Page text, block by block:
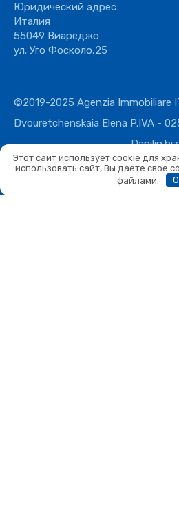
Юридический адрес:
Италия
55049 Виареджо
ул. Уго Фосколо,25
©2019-2025 Agenzia Immobiliare
Dvouretchenskaia Elena P.IVA -
Danilin.biz
Этот сайт использует cookie для
использовать сайт, Вы даете свое
файлами.